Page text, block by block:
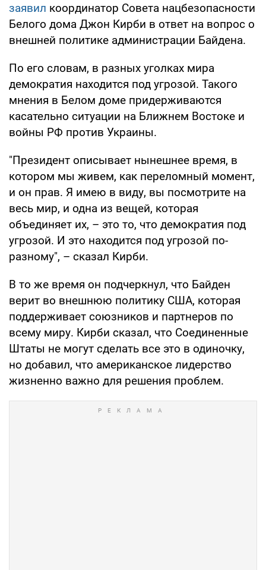
заявил координатор Совета нацбезопасности
Белого дома Джон Кирби в ответ на вопрос о
внешней политике администрации Байдена.
По его словам, в разных уголках мира
демократия находится под угрозой. Такого
мнения в Белом доме придерживаются
касательно ситуации на Ближнем Востоке и
войны РФ против Украины.
"Президент описывает нынешнее время, в
котором мы живем, как переломный момент,
и он прав. Я имею в виду, вы посмотрите на
весь мир, и одна из вещей, которая
объединяет их, – это то, что демократия под
угрозой. И это находится под угрозой по-
разному", – сказал Кирби.
В то же время он подчеркнул, что Байден
верит во внешнюю политику США, которая
поддерживает союзников и партнеров по
всему миру. Кирби сказал, что Соединенные
Штаты не могут сделать все это в одиночку,
но добавил, что американское лидерство
жизненно важно для решения проблем.